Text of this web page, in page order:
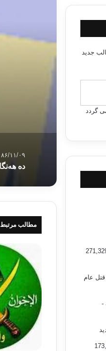
۸۶/۱۱/۰۹
مطالب مرتبط
جدید
گردد
-
عام
-
-